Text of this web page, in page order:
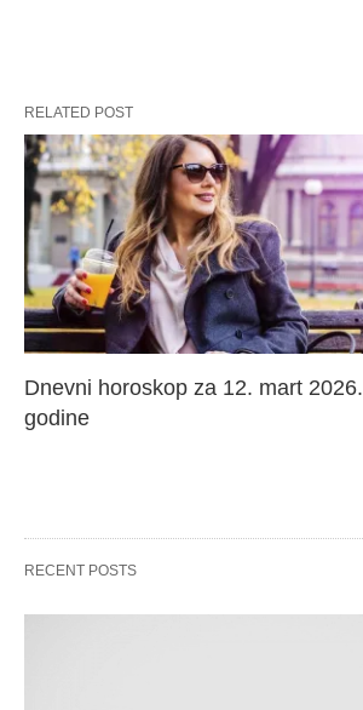
RELATED POST
Dnevni horoskop za 12. mart 2026.
godine
RECENT POSTS